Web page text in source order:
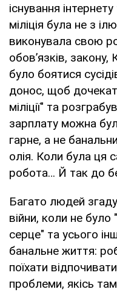
існування
міліція була не з
виконувала свою
обов’язків, закону,
було боятися
донос, щоб
міліції" та
зарплату можна
гарне, а не
олія. Коли була ця
робота… Й так до
Багато людей
війни, коли не було
серце" та усього
банальне життя:
поїхати
проблеми, якісь